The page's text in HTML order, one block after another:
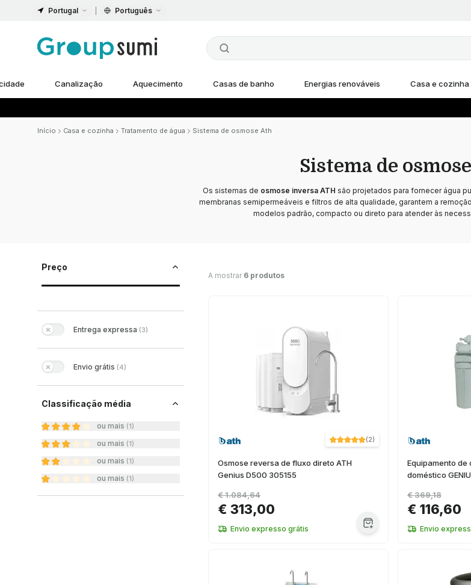
Portugal Português
Canalização Aquecimento Casas de banho Energias renováveis Casa e cozinha
Início Casa e cozinha Tratamento de água Sistema de osmose Ath
Sistema de
Os sistemas de osmose inversa ATH são projetados para fornecer água
membranas semipermeáveis e filtros de alta qualidade, garantem a
modelos padrão, compacto ou direto para atender às
Preço
Entrega expressa (3)
Envio grátis (4)
Classificação média
ou mais (1)
ou mais (1)
ou mais (1)
ou mais (1)
A mostrar 6 produtos
(2)
Osmose reversa de fluxo direto ATH
Genius D500 305155
€ 313,00
€ 1.084,64
Envio expresso grátis
Equipamento de
doméstico
€ 116,60
€ 369,18
Envio